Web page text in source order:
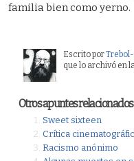
familia bien como yerno.
Escrito por
que lo archivó en
Otros apuntes relacionados
Sweet sixteen
Crítica
Racismo anónimo